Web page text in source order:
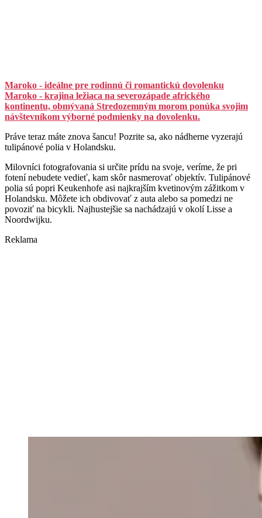
Maroko - ideálne pre rodinnú či romantickú dovolenku
Maroko - krajina ležiaca na severozápade afrického
kontinentu, obmývaná Stredozemným morom ponúka svojim
návštevníkom výborné podmienky na dovolenku.
Práve teraz máte znova šancu! Pozrite sa, ako nádherne vyzerajú
tulipánové polia v Holandsku.
Milovníci fotografovania si určite prídu na svoje, veríme, že pri
fotení nebudete vedieť, kam skôr nasmerovať objektív. Tulipánové
polia sú popri Keukenhofe asi najkrajším kvetinovým zážitkom v
Holandsku. Môžete ich obdivovať z auta alebo sa pomedzi ne
povoziť na bicykli. Najhustejšie sa nachádzajú v okolí Lisse a
Noordwijku.
Reklama